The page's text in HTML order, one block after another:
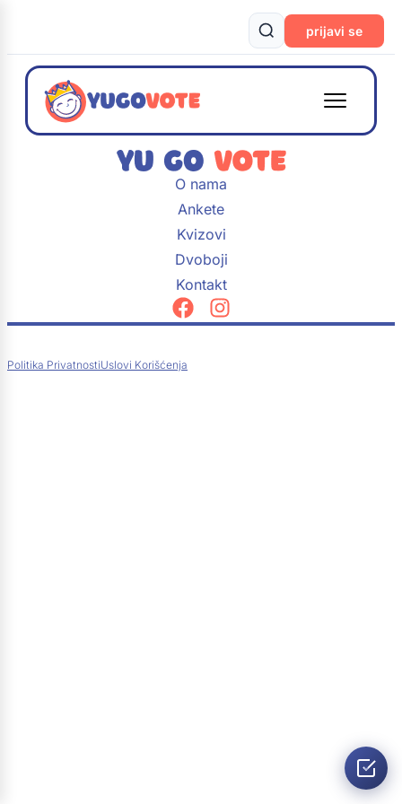
prijavi se
O nama
Ankete
Kvizovi
Dvoboji
Kontakt
Politika PrivatnostiUslovi Korišćenja